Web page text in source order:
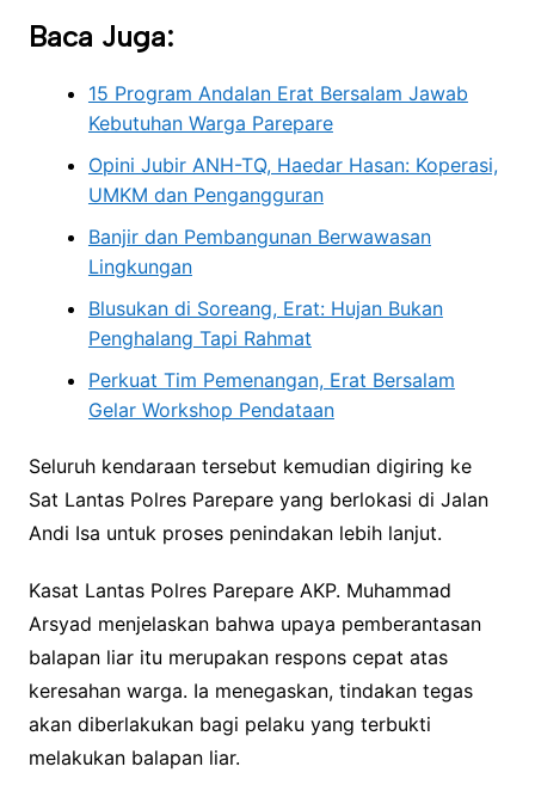
Baca Juga:
15 Program Andalan Erat Bersalam Jawab
Kebutuhan Warga Parepare
Opini Jubir ANH-TQ, Haedar Hasan: Koperasi,
UMKM dan Pengangguran
Banjir dan Pembangunan Berwawasan
Lingkungan
Blusukan di Soreang, Erat: Hujan Bukan
Penghalang Tapi Rahmat
Perkuat Tim Pemenangan, Erat Bersalam
Gelar Workshop Pendataan
Seluruh kendaraan tersebut kemudian digiring ke
Sat Lantas Polres Parepare yang berlokasi di Jalan
Andi Isa untuk proses penindakan lebih lanjut.
Kasat Lantas Polres Parepare AKP. Muhammad
Arsyad menjelaskan bahwa upaya pemberantasan
balapan liar itu merupakan respons cepat atas
keresahan warga. Ia menegaskan, tindakan tegas
akan diberlakukan bagi pelaku yang terbukti
melakukan balapan liar.